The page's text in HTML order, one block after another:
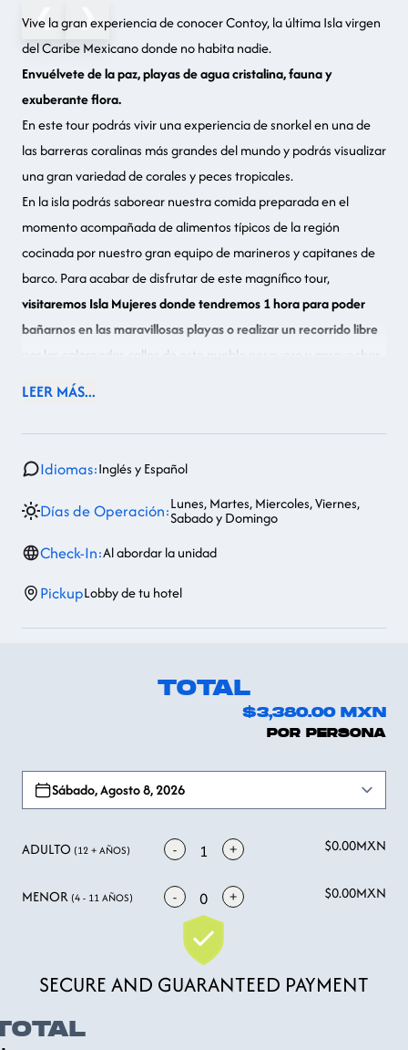
❮ ❯
Vive la gran experiencia de conocer Contoy, la última Isla virgen
del Caribe Mexicano donde no habita nadie.
Envuélvete de la paz, playas de agua cristalina, fauna y
exuberante flora.
En este tour podrás vivir una experiencia de snorkel en una de
las barreras coralinas más grandes del mundo y podrás visualizar
una gran variedad de corales y peces tropicales.
En la isla podrás saborear nuestra comida preparada en el
momento acompañada de alimentos típicos de la región
cocinada por nuestro gran equipo de marineros y capitanes de
barco. Para acabar de disfrutar de este magnífico tour,
visitaremos Isla Mujeres donde tendremos 1 hora para poder
bañarnos en las maravillosas playas o realizar un recorrido libre
por las coloreadas calles de este pueblo pesquero y aprovechar
para realizar compras.
LEER MÁS...
Idiomas:Inglés y Español
Días de Operación:Lunes, Martes, Miercoles, Viernes,
Sabado y Domingo
Check-In:Al abordar la unidad
PickupLobby de tu hotel
TOTAL
$3,380.00 MXN
POR PERSONA
Sábado, Agosto 8, 2026
ADULTO (12 + AÑOS) - 1 + $0.00MXN
MENOR (4 - 11 AÑOS) - 0 + $0.00MXN
SECURE AND GUARANTEED PAYMENT